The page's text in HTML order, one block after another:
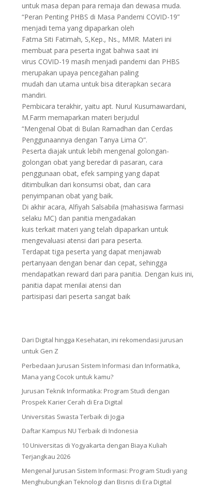
untuk masa depan para remaja dan dewasa muda.
“Peran Penting PHBS di Masa Pandemi COVID-19”
menjadi tema yang dipaparkan oleh
Fatma Siti Fatimah, S,Kep., Ns., MMR. Materi ini
membuat para peserta ingat bahwa saat ini
virus COVID-19 masih menjadi pandemi dan PHBS
merupakan upaya pencegahan paling
mudah dan utama untuk bisa diterapkan secara
mandiri.
Pembicara terakhir, yaitu apt. Nurul Kusumawardani,
M.Farm memaparkan materi berjudul
“Mengenal Obat di Bulan Ramadhan dan Cerdas
Penggunaannya dengan Tanya Lima O”.
Peserta diajak untuk lebih mengenal golongan-
golongan obat yang beredar di pasaran, cara
penggunaan obat, efek samping yang dapat
ditimbulkan dari konsumsi obat, dan cara
penyimpanan obat yang baik.
Di akhir acara, Alfiyah Salsabila (mahasiswa farmasi
selaku MC) dan panitia mengadakan
kuis terkait materi yang telah dipaparkan untuk
mengevaluasi atensi dari para peserta.
Terdapat tiga peserta yang dapat menjawab
pertanyaan dengan benar dan cepat, sehingga
mendapatkan reward dari para panitia. Dengan kuis ini,
panitia dapat menilai atensi dan
partisipasi dari peserta sangat baik
Dari Digital hingga Kesehatan, ini rekomendasi jurusan
untuk Gen Z
Perbedaan Jurusan Sistem Informasi dan Informatika,
Mana yang Cocok untuk kamu?
Jurusan Teknik Informatika: Program Studi dengan
Prospek Karier Cerah di Era Digital
Universitas Swasta Terbaik di Jogja
Daftar Kampus NU Terbaik di Indonesia
10 Universitas di Yogyakarta dengan Biaya Kuliah
Terjangkau 2026
Mengenal Jurusan Sistem Informasi: Program Studi yang
Menghubungkan Teknologi dan Bisnis di Era Digital